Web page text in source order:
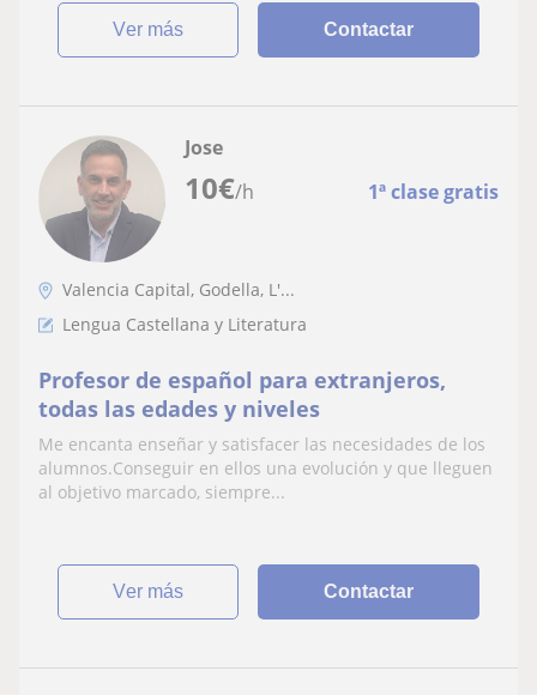
ver más Contactar
10€/h 1ª clase gratis
Jose
Valencia Capital, Godella, L'...
Lengua Castellana y Literatura
Profesor de español para extranjeros,
todas las edades y niveles
Me encanta enseñar y satisfacer las necesidades de los
alumnos.Conseguir en ellos una evolución y que lleguen
al objetivo marcado, siempre...
ver más Contactar